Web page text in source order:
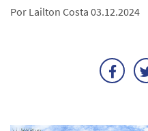
Por Lailton Costa 03.12.2024